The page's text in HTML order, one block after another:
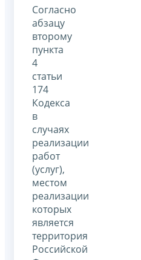
Согласно
абзацу
второму
пункта
4
статьи
174
Кодекса
в
случаях
реализации
работ
(услуг),
местом
реализации
которых
является
территория
Российской